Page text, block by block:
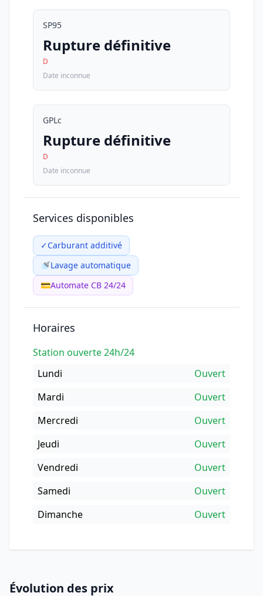
SP95
Rupture définitive
D
Date inconnue
GPLc
Rupture définitive
D
Date inconnue
Services disponibles
✓Carburant additivé
🚿Lavage automatique
💳Automate CB 24/24
Horaires
Station ouverte 24h/24
Lundi
Ouvert
Mardi
Ouvert
Mercredi
Ouvert
Jeudi
Ouvert
Vendredi
Ouvert
Samedi
Ouvert
Dimanche
Ouvert
Évolution des prix